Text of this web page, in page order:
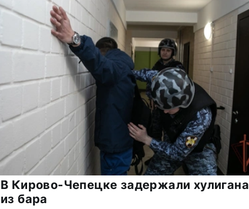
В Кирово-Чепецке задержали хулигана
из бара